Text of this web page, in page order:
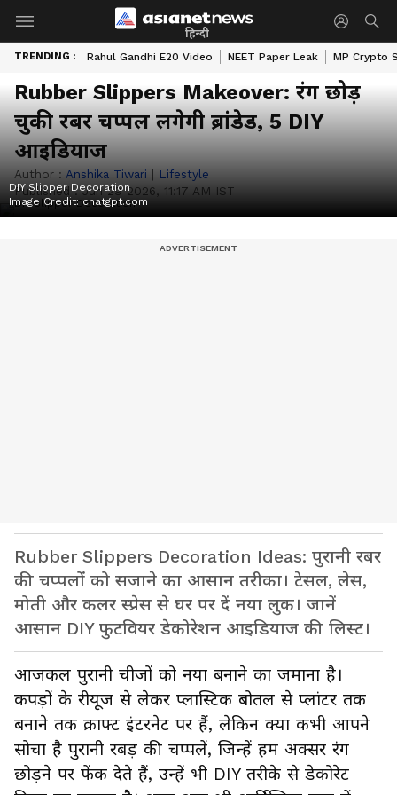
हिन्दी
TRENDING : Rahul Gandhi E20 Video NEET Paper Leak MP Crypto
Rubber Slippers Makeover: रंग छोड़
चुकी रबर चप्पल लगेगी ब्रांडेड, 5 DIY
आइडियाज
Author : Anshika Tiwari | Lifestyle
Published :Jun 29 2026, 11:17 AM IST
DIY Slipper Decoration
Image Credit:chatgpt.com
Rubber Slippers Decoration Ideas: पुरानी रबर
की चप्पलों को सजाने का आसान तरीका। टेसल, लेस,
मोती और कलर स्प्रेस से घर पर दें नया लुक। जानें
आसान DIY फुटवियर डेकोरेशन आइडियाज की लिस्ट।
आजकल पुरानी चीजों को नया बनाने का जमाना है।
कपड़ों के रीयूज से लेकर प्लास्टिक बोतल से प्लांटर तक
बनाने तक क्राफ्ट इंटरनेट पर हैं, लेकिन क्या कभी आपने
सोचा है पुरानी रबड़ की चप्पलें, जिन्हें हम अक्सर रंग
छोड़ने पर फेंक देते हैं, उन्हें भी DIY तरीके से डेकोरेट